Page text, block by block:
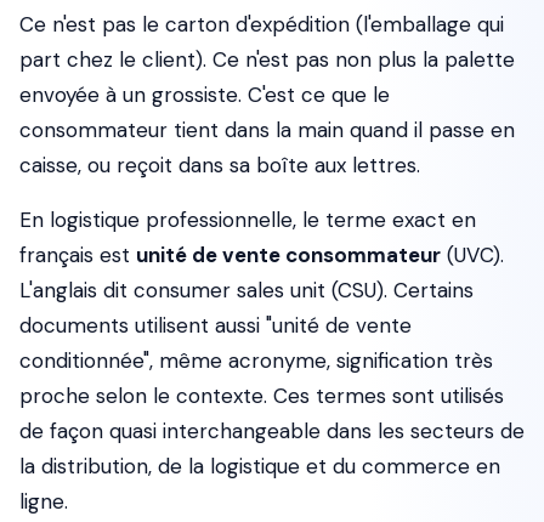
Ce n'est pas le carton d'expédition (l'emballage qui
part chez le client). Ce n'est pas non plus la palette
envoyée à un grossiste. C'est ce que le
consommateur tient dans la main quand il passe en
caisse, ou reçoit dans sa boîte aux lettres.
En logistique professionnelle, le terme exact en
français est unité de vente consommateur (UVC).
L'anglais dit consumer sales unit (CSU). Certains
documents utilisent aussi "unité de vente
conditionnée", même acronyme, signification très
proche selon le contexte. Ces termes sont utilisés
de façon quasi interchangeable dans les secteurs de
la distribution, de la logistique et du commerce en
ligne.